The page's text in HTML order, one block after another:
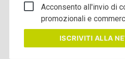
Acconsento all'invio di
promozionali e
ISCRIVITI ALLA